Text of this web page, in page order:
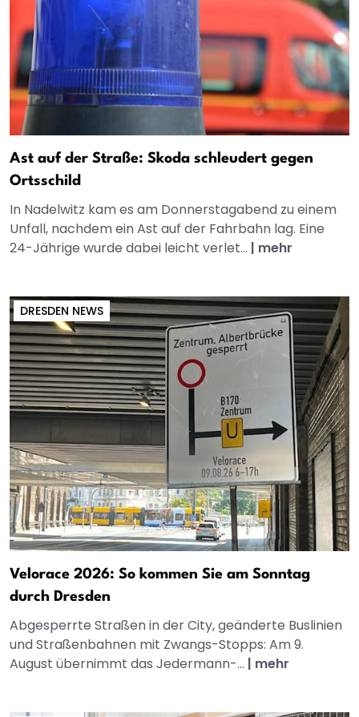
Ast auf der Straße: Skoda schleudert gegen
Ortsschild
In Nadelwitz kam es am Donnerstagabend zu einem
Unfall, nachdem ein Ast auf der Fahrbahn lag. Eine
24-Jährige wurde dabei leicht verlet... | mehr
DRESDEN NEWS
Velorace 2026: So kommen Sie am Sonntag
durch Dresden
Abgesperrte Straßen in der City, geänderte Buslinien
und Straßenbahnen mit Zwangs-Stopps: Am 9.
August übernimmt das Jedermann-... | mehr